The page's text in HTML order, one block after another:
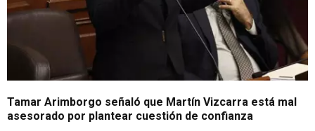
Tamar Arimborgo señaló que Martín Vizcarra está mal
asesorado por plantear cuestión de confianza